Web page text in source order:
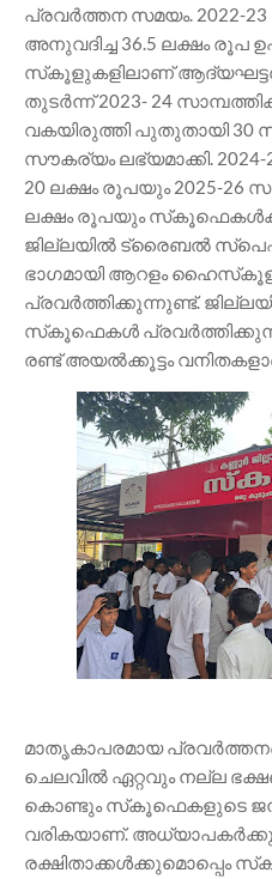
പ്രവർത്തന സമയം. 2022-
അനുവദിച്ച 36.5 ലക്ഷം രൂപ
സ്‌കൂളുകളിലാണ്
തുടർന്ന് 2023- 24
വകയിരുത്തി പുതുതായി
സൗകര്യം ലഭ്യമാക്കി.
20 ലക്ഷം രൂപയും 2025-26
ലക്ഷം രൂപയും
ജില്ലയിൽ ട്രൈബൽ
ഭാഗമായി ആറളം
പ്രവർത്തിക്കുന്നുണ്ട്.
സ്‌കൂഫെകൾ
രണ്ട് അയൽക്കൂട്ടം
മാതൃകാപരമായ
ചെലവിൽ ഏറ്റവും നല്ല
കൊണ്ടും സ്‌കൂഫെകളുടെ
വരികയാണ്.
രക്ഷിതാക്കൾക്കുമൊപ്പെം